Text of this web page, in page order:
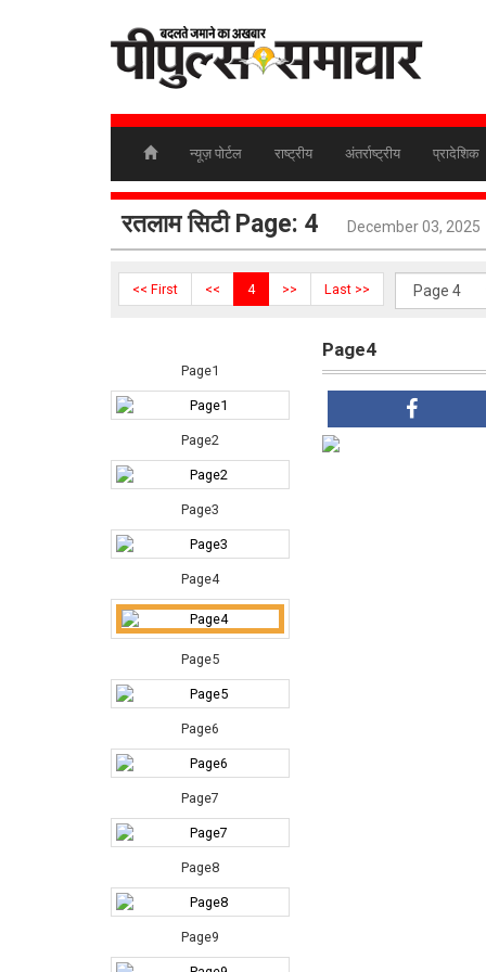
न्यूज़ पोर्टल राष्ट्रीय अंतर्राष्ट्रीय प्रादेशिक
रतलाम सिटी Page: 4 December 03, 2025
<< First << 4 >> Last >>
Page1
Page2
Page3
Page4
Page5
Page6
Page7
Page8
Page9
Page4